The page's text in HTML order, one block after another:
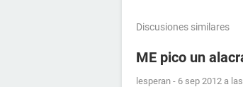
Discusiones similares
ME pico un
lesperan - 6 sep 2012 a